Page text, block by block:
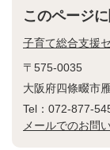
このページ
子育て総合支援
〒575-0035
大阪府四條畷市
Tel：072-877-
メールでのお問